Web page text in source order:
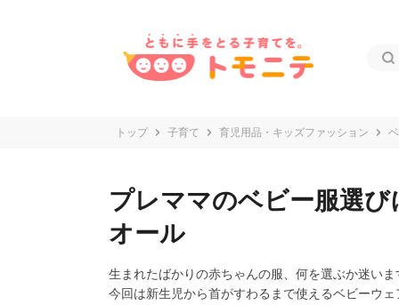
トップ 子育て 育児用品・キッズファッション
プレママのベビー服選
オール
生まれたばかりの赤ちゃんの服、何を選ぶか迷いま
今回は新生児から首がすわるまで使えるベビーウ